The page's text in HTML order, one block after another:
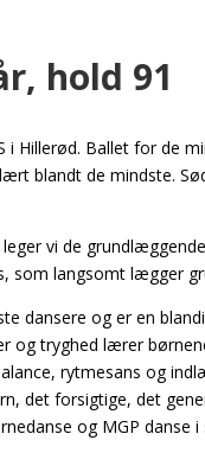
hold 91
i Hillerød. Ballet for de
blandt de mindste.
vi de
som langsomt lægger
dansere og er en
og tryghed lærer
rytmesans og
det forsigtige, det
og MGP danse